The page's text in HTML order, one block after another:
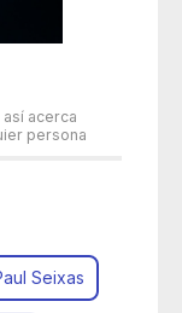
acerca
persona
Seixas